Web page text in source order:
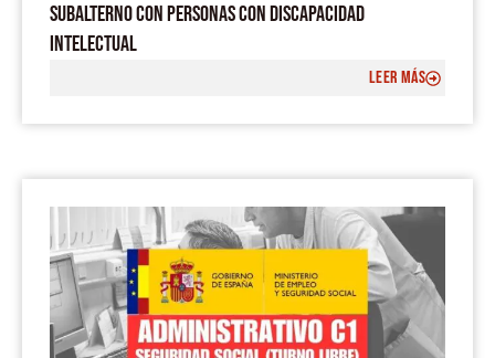
SUBALTERNO CON PERSONAS CON DISCAPACIDAD
INTELECTUAL
LEER MÁS